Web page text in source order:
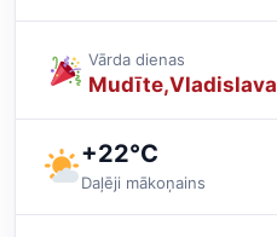
Vārda dienas
Mudīte Vladislava
+22°C
Daļēji mākoņains